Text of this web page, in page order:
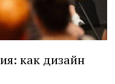
как дизайн